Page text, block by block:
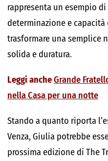
rappresenta un esempio
determinazione e
trasformare una semplice
solida e duratura.
Leggi ancheGrande
nella Casa per una notte
Stando a quanto riporta
Venza, Giulia potrebbe
prossima edizione di The